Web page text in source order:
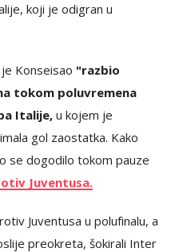
koji je odigran u
Konseisao "razbio
tokom poluvremena
Italije, u kojem je
gol zaostatka. Kako
se dogodilo tokom pauze
Juventusa.
Juventusa u polufinalu, a
preokreta, šokirali Inter